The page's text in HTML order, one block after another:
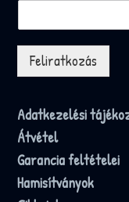
Feliratkozás
Adatkezelési
Átvétel
Garancia feltételei
Hamisítványok